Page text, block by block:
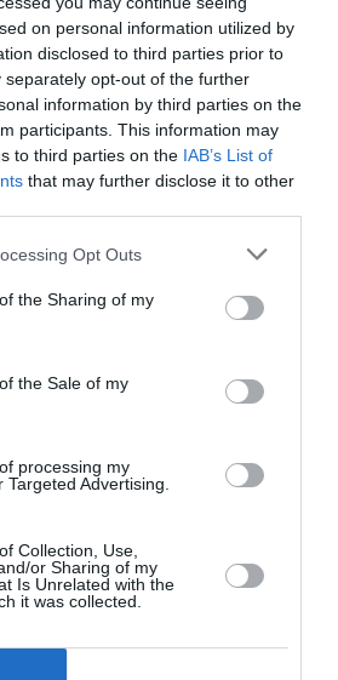
on personal information utilized by
disclosed to third parties prior to
separately opt-out of the further
information by third parties on the
participants. This information may
to third parties on the IAB’s List of
that may further disclose it to other
Opt Outs
the Sharing of my
the Sale of my
processing my
Advertising.
Collection, Use,
or Sharing of my
Is Unrelated with the
it was collected.